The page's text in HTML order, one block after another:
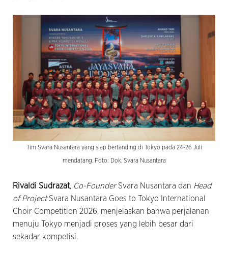
Tim Svara Nusantara yang siap bertanding di Tokyo pada 24-26 Juli
mendatang. Foto: Dok. Svara Nusantara
Rivaldi Sudrazat, Co-FounderSvara Nusantara dan Head
of ProjectSvara Nusantara Goes to Tokyo International
Choir Competition 2026, menjelaskan bahwa perjalanan
menuju Tokyo menjadi proses yang lebih besar dari
sekadar kompetisi.